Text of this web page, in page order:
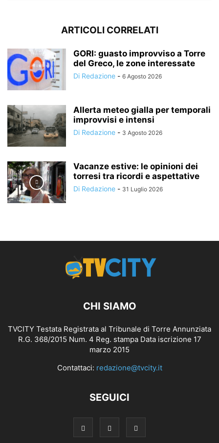
ARTICOLI CORRELATI
GORI: guasto improvviso a Torre
del Greco, le zone interessate
Di Redazione - 6 Agosto 2026
Allerta meteo gialla per temporali
improvvisi e intensi
Di Redazione - 3 Agosto 2026
Vacanze estive: le opinioni dei
torresi tra ricordi e aspettative
Di Redazione - 31 Luglio 2026
CHI SIAMO
TVCITY Testata Registrata al Tribunale di Torre Annunziata
R.G. 368/2015 Num. 4 Reg. stampa Data iscrizione 17
marzo 2015
Contattaci: redazione@tvcity.it
SEGUICI